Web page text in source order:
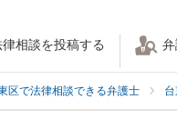
律相談を投稿する
区で法律相談できる弁護士